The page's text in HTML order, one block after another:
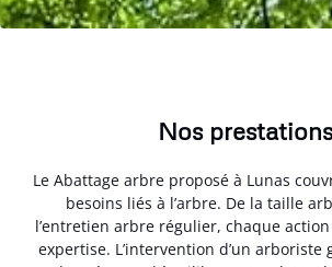
Nos prestations
Le Abattage arbre proposé à Lunas
besoins liés à l’arbre. De la taille
l’entretien arbre régulier, chaque
expertise. L’intervention d’un